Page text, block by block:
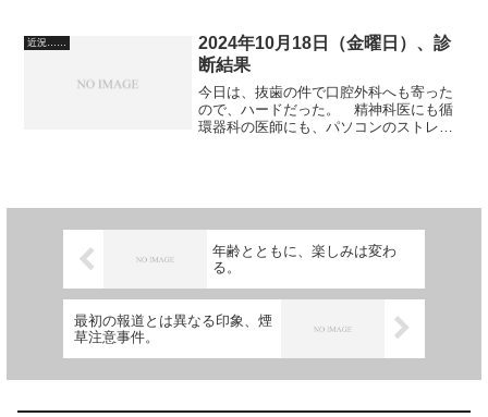
ともできないし、その上、...
近況……
2024年10月18日（金曜日）、診
断結果
今日は、抜歯の件で口腔外科へも寄った
ので、ハードだった。 精神科医にも循
環器科の医師にも、パソコンのストレー
年齢とともに、楽しみは変わ
る。
最初の報道とは異なる印象、煙
草注意事件。